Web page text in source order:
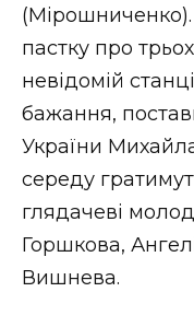
НОВИНИ
ФОТО
ВІДЕО
пастку про
невідомій
бажання,
України
середу
глядачеві
Горшкова,
Вишнева.